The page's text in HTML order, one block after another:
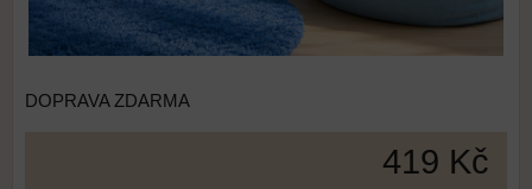
DOPRAVA ZDARMA
419 Kč